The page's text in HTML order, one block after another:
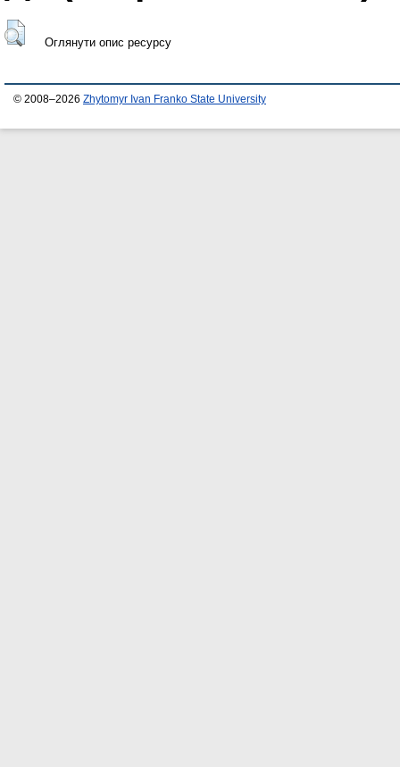
Оглянути опис ресурсу
© 2008–2026 Zhytomyr Ivan Franko State University